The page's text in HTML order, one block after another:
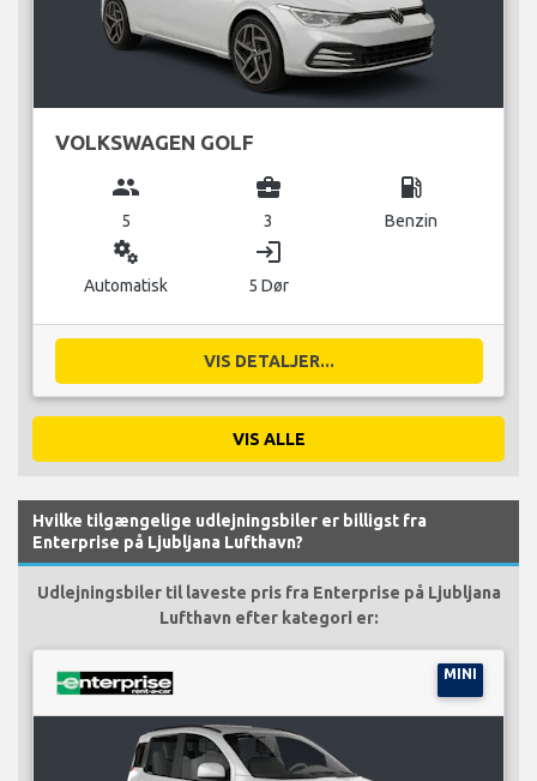
VOLKSWAGEN GOLF
group
5
business_center
3
local_gas_station
Benzin
miscellaneous_services
Automatisk
login
5 Dør
VIS DETALJER...
VIS ALLE
Hvilke tilgængelige udlejningsbiler er billigst fra
Enterprise på Ljubljana Lufthavn?
Udlejningsbiler til laveste pris fra Enterprise på Ljubljana
Lufthavn efter kategori er:
MINI